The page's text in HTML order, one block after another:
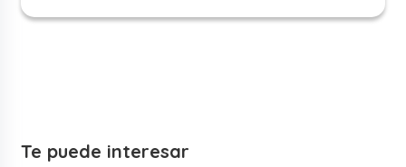
Te puede interesar